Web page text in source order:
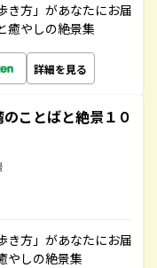
き方」があなたにお届
癒やしの絶景集
詳細を見る
ことばと絶景１０
き方」があなたにお届
やしの絶景集